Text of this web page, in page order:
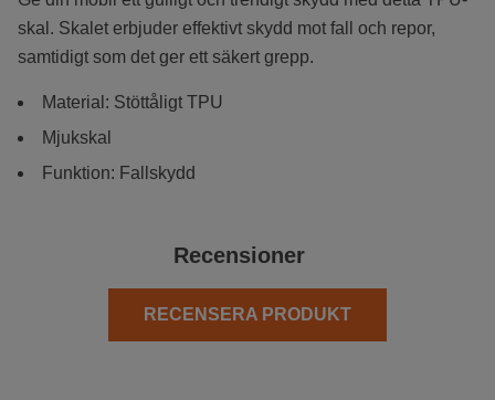
skal. Skalet erbjuder effektivt skydd mot fall och repor,
samtidigt som det ger ett säkert grepp.
Material: Stöttåligt TPU
Mjukskal
Funktion: Fallskydd
Recensioner
RECENSERA PRODUKT